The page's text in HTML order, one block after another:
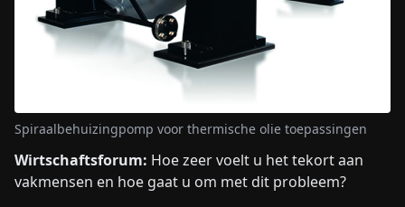
Spiraalbehuizingpomp voor thermische olie toepassingen
Wirtschaftsforum: Hoe zeer voelt u het tekort aan
vakmensen en hoe gaat u om met dit probleem?